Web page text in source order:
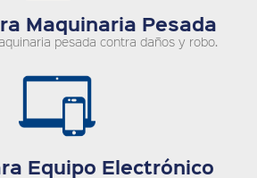
Maquinaria Pesada
pesada contra daños y robo.
Equipo Electrónico